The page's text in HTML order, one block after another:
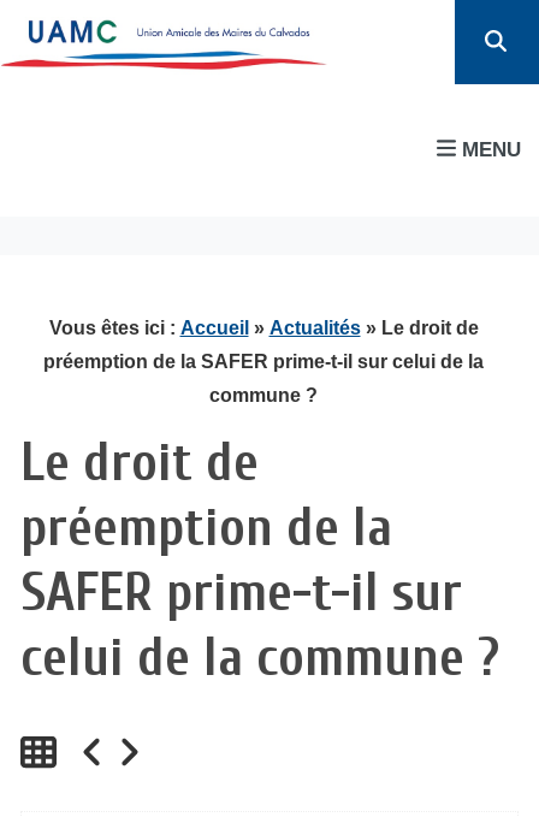
MENU
Vous êtes ici : Accueil » Actualités» Le droit de
préemption de la SAFER prime-t-il sur celui de la
commune ?
Le droit de
préemption de la
SAFER prime-t-il sur
celui de la commune ?